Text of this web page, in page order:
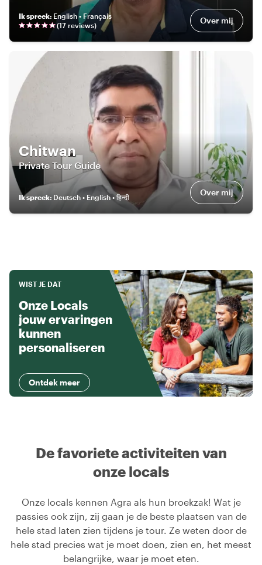
Ik spreek: English • Français
(17 reviews) Over mij
Chitwan
Private Tour Guide
Ik spreek: Deutsch • English • हिन्दी Over mij
WIST JE DAT
Onze Locals
jouw ervaringen
kunnen
personaliseren
Ontdek meer
De favoriete activiteiten van
onze locals
Onze locals kennen Agra als hun broekzak! Wat je
passies ook zijn, zij gaan je de beste plaatsen van de
hele stad laten zien tijdens je tour. Ze weten door de
hele stad precies wat je moet doen, zien en, het meest
belangrijke, waar je moet eten.